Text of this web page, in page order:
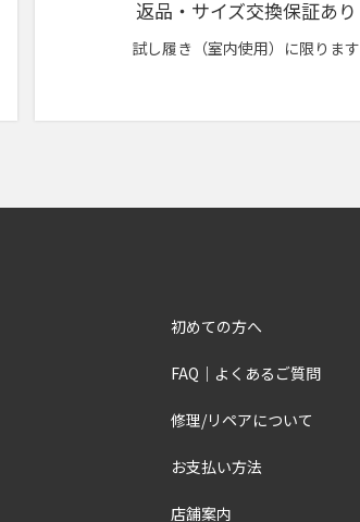
返品・サイズ交換保証あり
試し履き（室内使用）に限ります
初めての方へ
FAQ｜よくあるご質問
修理/リペアについて
お支払い方法
店舗案内